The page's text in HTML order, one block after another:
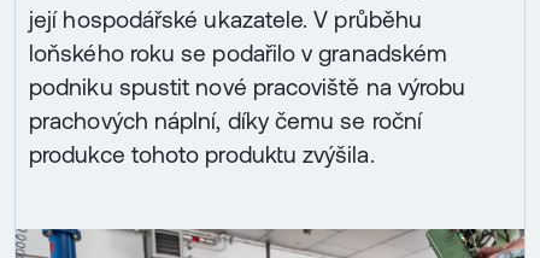
její hospodářské ukazatele. V průběhu
loňského roku se podařilo v granadském
podniku spustit nové pracoviště na výrobu
prachových náplní, díky čemu se roční
produkce tohoto produktu zvýšila.